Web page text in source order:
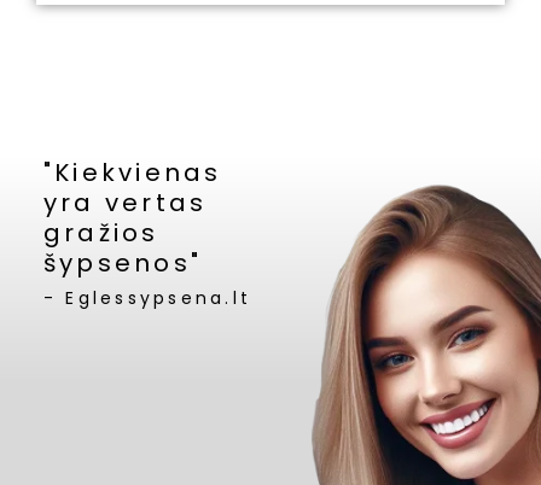
"Kiekvienas
yra vertas
gražios
šypsenos"
- Eglessypsena.lt